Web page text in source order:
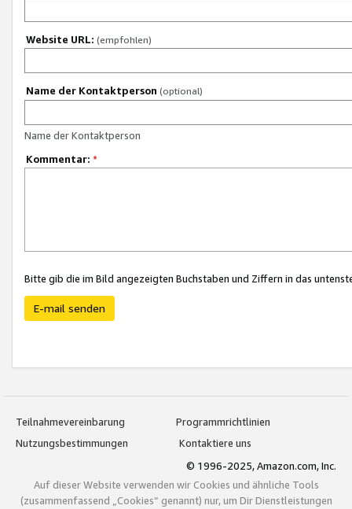
Website URL: (empfohlen)
Name der Kontaktperson (optional)
Name der Kontaktperson
Kommentar: *
Bitte gib die im Bild angezeigten Buchstaben und Ziffern in das
E-mail senden
Teilnahmevereinbarung
Programmrichtlinien
Nutzungsbestimmungen
Kontaktiere uns
© 1996-2025, Amazon.com, Inc.
Auf dieser Website verwenden wir Cookies und ähnliche Tools
(zusammenfassend „Cookies“ genannt) nur, um Dir Dienstleistungen